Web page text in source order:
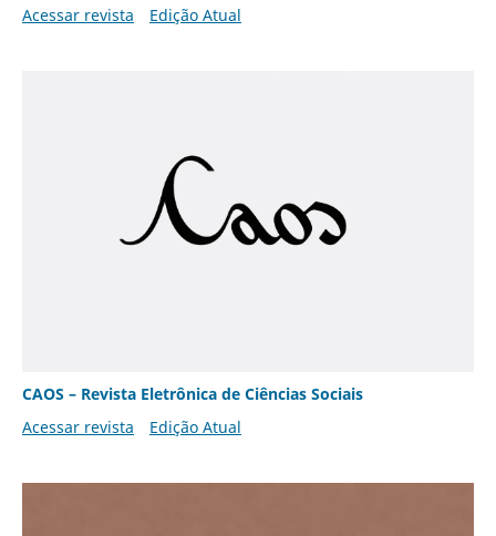
Acessar revista
Edição Atual
CAOS – Revista Eletrônica de Ciências Sociais
Acessar revista
Edição Atual